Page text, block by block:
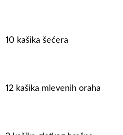
10 kašika šećera
12 kašika mlevenih oraha